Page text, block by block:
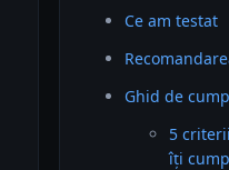
Ce am testat
Ghid de
5
îți